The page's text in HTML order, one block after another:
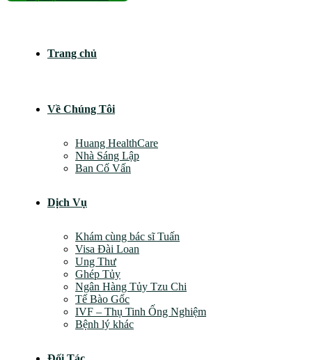
Trang chủ
Về Chúng Tôi
Huang HealthCare
Nhà Sáng Lập
Ban Cố Vấn
Dịch Vụ
Khám cùng bác sĩ Tuấn
Visa Đài Loan
Ung Thư
Ghép Tủy
Ngân Hàng Tủy Tzu Chi
Tế Bào Gốc
IVF – Thụ Tinh Ống Nghiệm
Bệnh lý khác